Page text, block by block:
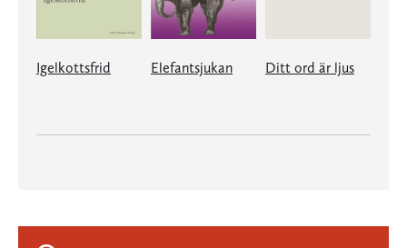
Igelkottsfrid Elefantsjukan Ditt ord är ljus